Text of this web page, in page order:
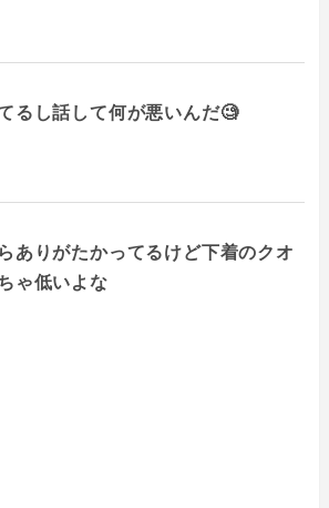
るし話して何が悪いんだ🧐
ありがたかってるけど下着のクオ
ゃ低いよな